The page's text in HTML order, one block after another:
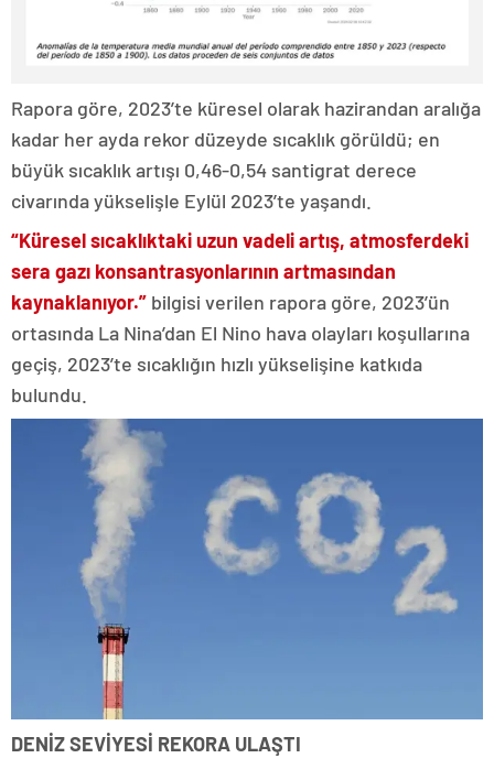
Rapora göre, 2023’te küresel olarak hazirandan aralığa
kadar her ayda rekor düzeyde sıcaklık görüldü; en
büyük sıcaklık artışı 0,46-0,54 santigrat derece
civarında yükselişle Eylül 2023’te yaşandı.
“Küresel sıcaklıktaki uzun vadeli artış, atmosferdeki
sera gazı konsantrasyonlarının artmasından
kaynaklanıyor.” bilgisi verilen rapora göre, 2023’ün
ortasında La Nina’dan El Nino hava olayları koşullarına
geçiş, 2023’te sıcaklığın hızlı yükselişine katkıda
bulundu.
DENİZ SEVİYESİ REKORA ULAŞTI